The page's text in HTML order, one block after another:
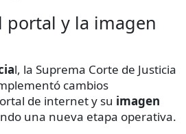
portal y la imagen
l, la Suprema Corte de Justicia
cambios
de internet y su imagen
una nueva etapa operativa.